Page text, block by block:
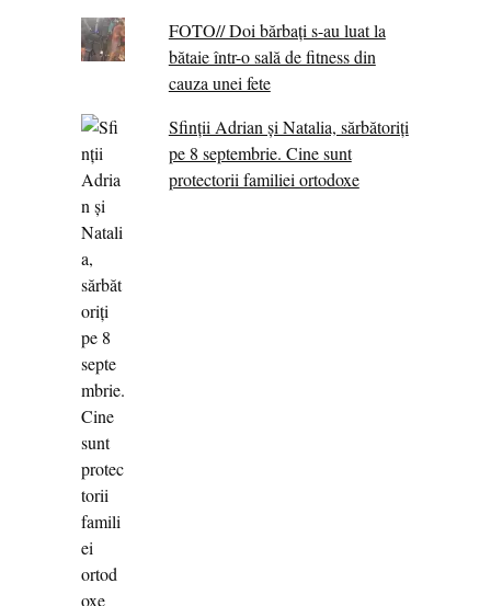
FOTO// Doi bărbați s-au luat la
bătaie într-o sală de fitness din
cauza unei fete
Sfinții Adrian și Natalia, sărbătoriți
pe 8 septembrie. Cine sunt
protectorii familiei ortodoxe